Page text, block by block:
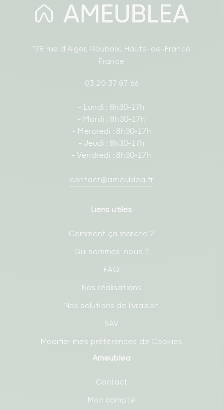
178 rue d'Alger, Roubaix, Hauts-de-France
France
03 20 37 87 66
- Lundi : 8h30-17h
- Mardi : 8h30-17h
- Mercredi : 8h30-17h
- Jeudi : 8h30-17h
- Vendredi : 8h30-17h
contact@ameublea.fr
Liens utiles
Comment ça marche ?
Qui sommes-nous ?
FAQ
Nos réalisations
Nos solutions de livraison
SAV
Modifier mes préférences de Cookies
Ameublea
Contact
Mon compte